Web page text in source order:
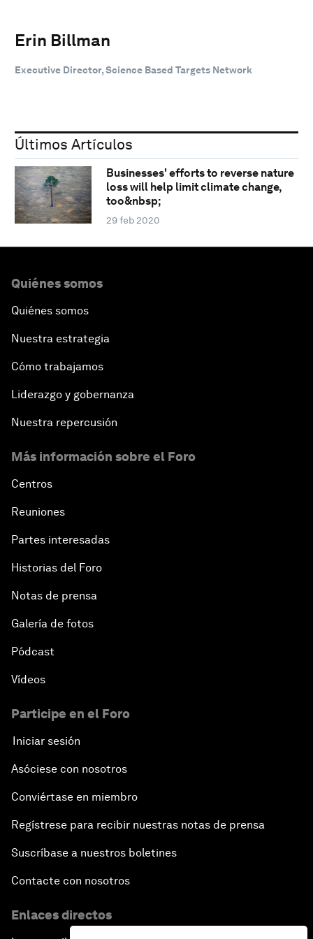
Erin Billman
Executive Director, Science Based Targets Network
Últimos Artículos
Businesses' efforts to reverse nature
loss will help limit climate change,
too&nbsp;
29 feb 2020
Quiénes somos
Quiénes somos
Nuestra estrategia
Cómo trabajamos
Liderazgo y gobernanza
Nuestra repercusión
Más información sobre el Foro
Centros
Reuniones
Partes interesadas
Historias del Foro
Notas de prensa
Galería de fotos
Pódcast
Vídeos
Participe en el Foro
Iniciar sesión
Asóciese con nosotros
Conviértase en miembro
Regístrese para recibir nuestras notas de prensa
Suscríbase a nuestros boletines
Contacte con nosotros
Enlaces directos